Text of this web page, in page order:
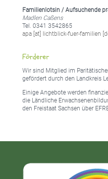
Familienlotsin / Aufsuchende
Madlen Caßens
Tel. 0341 3542865
apa [at] lichtblick-fuer-familien
Förderer
Wir sind Mitglied im
gefördert durch den Landkreis
Einige Angebote werden
die Ländliche
den Freistaat Sachsen über